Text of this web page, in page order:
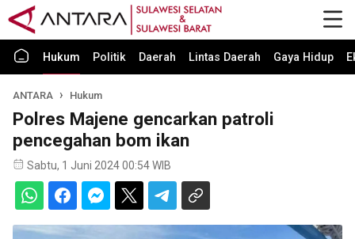
Hukum Politik Daerah Lintas Daerah Gaya Hidup
ANTARA Hukum
Polres Majene gencarkan patroli
pencegahan bom ikan
Sabtu, 1 Juni 2024 00:54 WIB